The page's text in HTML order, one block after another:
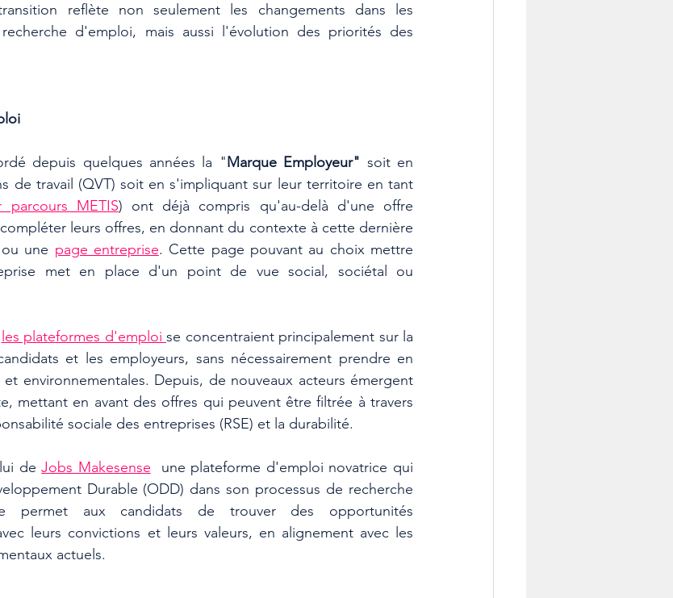
reflète non seulement les changements dans les
d'emploi, mais aussi l'évolution des priorités des
depuis quelques années la "Marque Employeur" soit en
de travail (QVT) soit en s'impliquant sur leur territoire en tant
parcours METIS) ont déjà compris qu'au-delà d'une offre
leurs offres, en donnant du contexte à cette dernière
ou une page entreprise. Cette page pouvant au choix mettre
met en place d'un point de vue social, sociétal ou
les plateformes d'emploi se concentraient principalement sur la
et les employeurs, sans nécessairement prendre en
environnementales. Depuis, de nouveaux acteurs émergent
mettant en avant des offres qui peuvent être filtrée à travers
sociale des entreprises (RSE) et la durabilité.
de Jobs Makesense
  une plateforme d'emploi novatrice qui
Durable (ODD) dans son processus de recherche
permet aux candidats de trouver des opportunités
leurs convictions et leurs valeurs, en alignement avec les
actuels.